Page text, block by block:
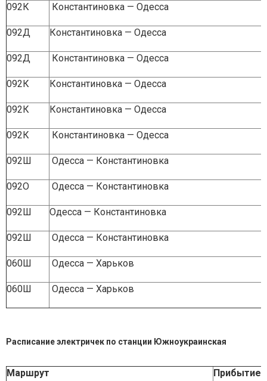
092К Константиновка — Одесса
092Д Константиновка — Одесса
092Д Константиновка — Одесса
092К Константиновка — Одесса
092К Константиновка — Одесса
092К Константиновка — Одесса
092Ш Одесса — Константиновка
092О Одесса — Константиновка
092Ш Одесса — Константиновка
092Ш Одесса — Константиновка
060Ш Одесса — Харьков
060Ш Одесса — Харьков
Расписание электричек по станции Южноукраинская
Маршрут Прибытие